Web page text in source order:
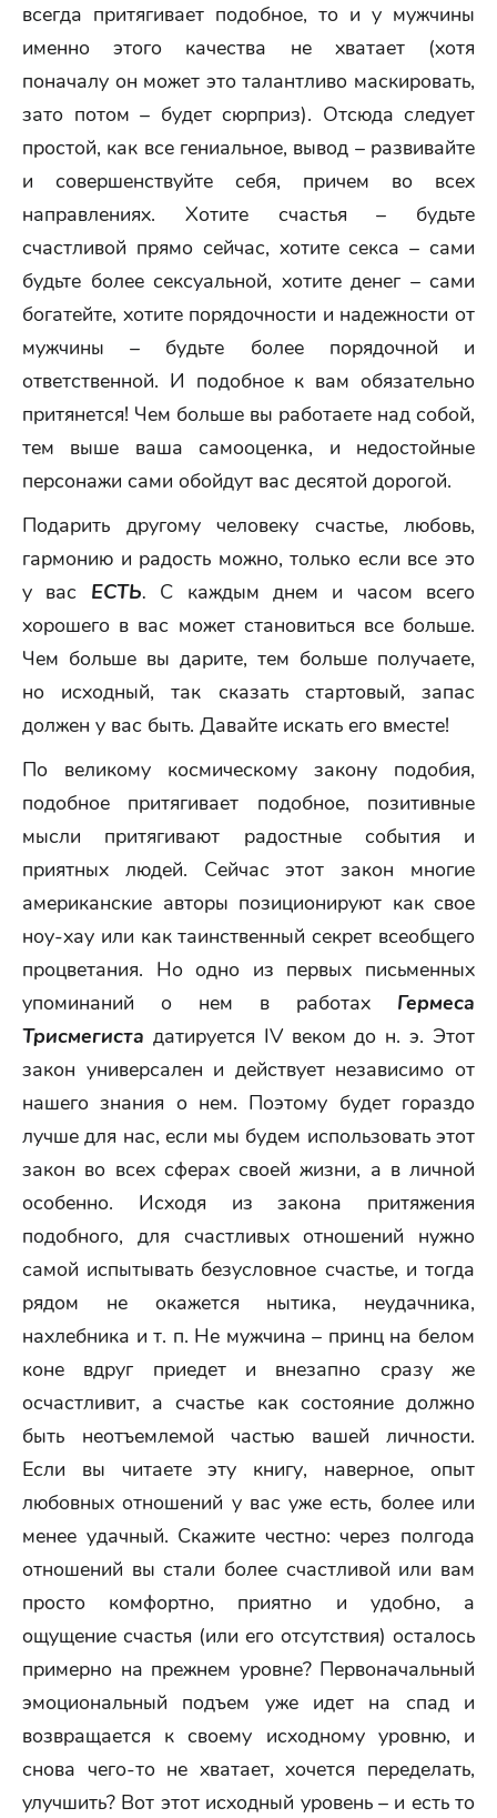
всегда притягивает подобное, то и у мужчины
именно этого качества не хватает (хотя
поначалу он может это талантливо маскировать,
зато потом – будет сюрприз). Отсюда следует
простой, как все гениальное, вывод – развивайте
и совершенствуйте себя, причем во всех
направлениях. Хотите счастья – будьте
счастливой прямо сейчас, хотите секса – сами
будьте более сексуальной, хотите денег – сами
богатейте, хотите порядочности и надежности от
мужчины – будьте более порядочной и
ответственной. И подобное к вам обязательно
притянется! Чем больше вы работаете над собой,
тем выше ваша самооценка, и недостойные
персонажи сами обойдут вас десятой дорогой.
Подарить другому человеку счастье, любовь,
гармонию и радость можно, только если все это
у вас ЕСТЬ. С каждым днем и часом всего
хорошего в вас может становиться все больше.
Чем больше вы дарите, тем больше получаете,
но исходный, так сказать стартовый, запас
должен у вас быть. Давайте искать его вместе!
По великому космическому закону подобия,
подобное притягивает подобное, позитивные
мысли притягивают радостные события и
приятных людей. Сейчас этот закон многие
американские авторы позиционируют как свое
ноу-хау или как таинственный секрет всеобщего
процветания. Но одно из первых письменных
упоминаний о нем в работах Гермеса
Трисмегиста датируется IV веком до н. э. Этот
закон универсален и действует независимо от
нашего знания о нем. Поэтому будет гораздо
лучше для нас, если мы будем использовать этот
закон во всех сферах своей жизни, а в личной
особенно. Исходя из закона притяжения
подобного, для счастливых отношений нужно
самой испытывать безусловное счастье, и тогда
рядом не окажется нытика, неудачника,
нахлебника и т. п. Не мужчина – принц на белом
коне вдруг приедет и внезапно сразу же
осчастливит, а счастье как состояние должно
быть неотъемлемой частью вашей личности.
Если вы читаете эту книгу, наверное, опыт
любовных отношений у вас уже есть, более или
менее удачный. Скажите честно: через полгода
отношений вы стали более счастливой или вам
просто комфортно, приятно и удобно, а
ощущение счастья (или его отсутствия) осталось
примерно на прежнем уровне? Первоначальный
эмоциональный подъем уже идет на спад и
возвращается к своему исходному уровню, и
снова чего-то не хватает, хочется переделать,
улучшить? Вот этот исходный уровень – и есть то